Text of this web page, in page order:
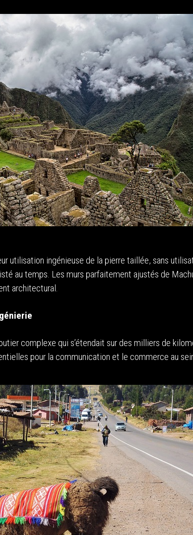
utilisation ingénieuse de la pierre taillée, sans
au temps. Les murs parfaitement ajustés de
architectural.
complexe qui s’étendait sur des milliers de
pour la communication et le commerce au